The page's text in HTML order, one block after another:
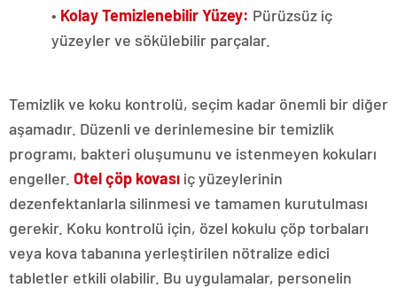
• Kolay Temizlenebilir Yüzey: Pürüzsüz iç
yüzeyler ve sökülebilir parçalar.
Temizlik ve koku kontrolü, seçim kadar önemli bir diğer
aşamadır. Düzenli ve derinlemesine bir temizlik
programı, bakteri oluşumunu ve istenmeyen kokuları
engeller. Otel çöp kovası iç yüzeylerinin
dezenfektanlarla silinmesi ve tamamen kurutulması
gerekir. Koku kontrolü için, özel kokulu çöp torbaları
veya kova tabanına yerleştirilen nötralize edici
tabletler etkili olabilir. Bu uygulamalar, personelin